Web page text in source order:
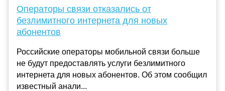
Операторы связи отказались от
безлимитного интернета для новых
абонентов
Российские операторы мобильной связи больше
не будут предоставлять услуги безлимитного
интернета для новых абонентов. Об этом сообщил
известный анали...